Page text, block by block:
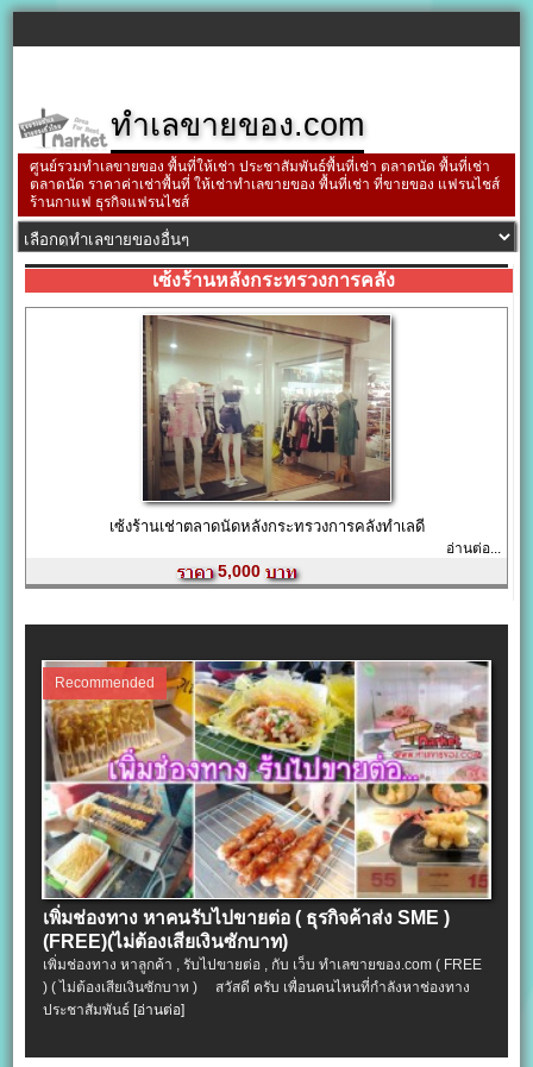
ทำเลขายของ.com
ศูนย์รวมทำเลขายของ พื้นที่ให้เช่า ประชาสัมพันธ์พื้นที่เช่า ตลาดนัด พื้นที่เช่า
ตลาดนัด ราคาค่าเช่าพื้นที่ ให้เช่าทำเลขายของ พื้นที่เช่า ที่ขายของ แฟรนไชส์
ร้านกาแฟ ธุรกิจแฟรนไชส์
เซ้งร้านหลังกระทรวงการคลัง
เซ้งร้านเช่าตลาดนัดหลังกระทรวงการคลังทำเลดี
อ่านต่อ...
5,000
Recommended
เพิ่มช่องทาง หาคนรับไปขายต่อ ( ธุรกิจค้าส่ง SME )
(FREE)(ไม่ต้องเสียเงินซักบาท)
เพิ่มช่องทาง หาลูกค้า , รับไปขายต่อ , กับ เว็บ ทำเลขายของ.com ( FREE
) ( ไม่ต้องเสียเงินซักบาท ) สวัสดี ครับ เพื่อนคนไหนที่กำลังหาช่องทาง
ประชาสัมพันธ์[อ่านต่อ]